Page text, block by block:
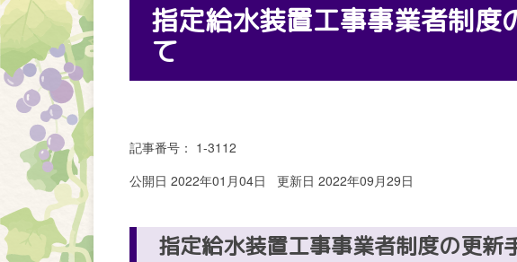
指定給水装置工事事業者制度
て
記事番号： 1-3112
公開日 2022年01月04日
更新日 2022年09月29日
指定給水装置工事事業者制度の更新